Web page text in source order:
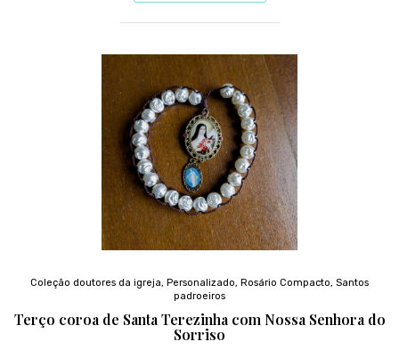
Coleção doutores da igreja, Personalizado, Rosário Compacto, Santos
padroeiros
Terço coroa de Santa Terezinha com Nossa Senhora do
Sorriso